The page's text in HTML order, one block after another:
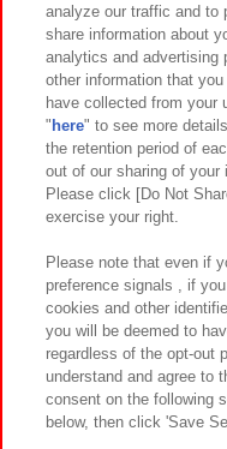
イベント・キャンペー
関連会社 サス
プライバシーポリシー
お取引先さまとと
カスタマーハラスメント対
analyze our traffic and to
share information about
analytics and advertising
other information that
have collected from
" here" to see more
the retention period of
out of our sharing of your
Please click [Do Not
exercise your right.
Please note that even if
preference signals , if
cookies and other
you will be deemed to
regardless of the opt-out
understand and agree to
consent on the following
below, then click 'Save